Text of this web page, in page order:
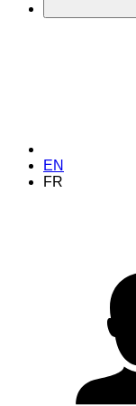
EN
FR